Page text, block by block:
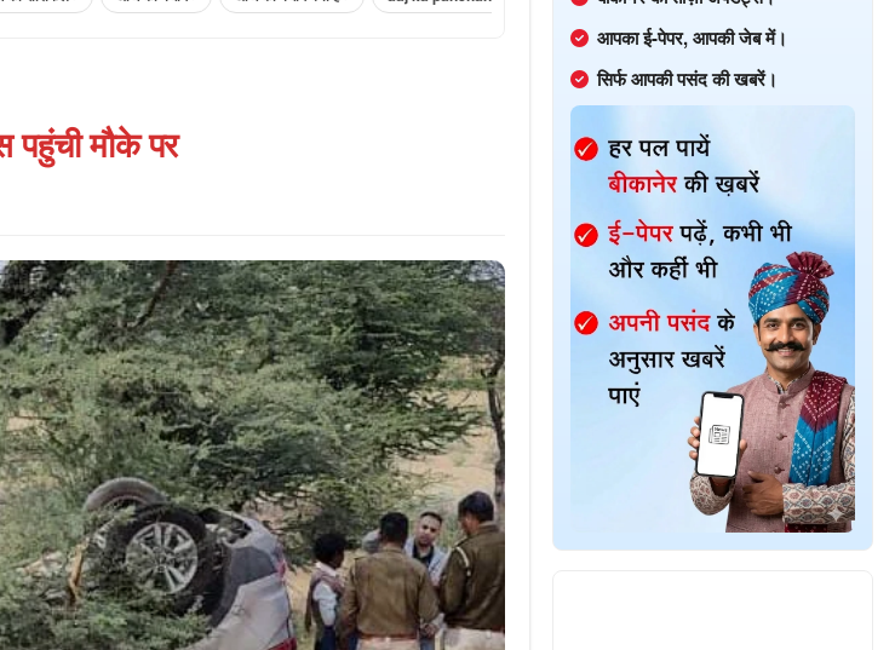
पहुंची मौके पर
आपका ई-पेपर, आपकी जेब में।
सिर्फ आपकी पसंद की खबरें।